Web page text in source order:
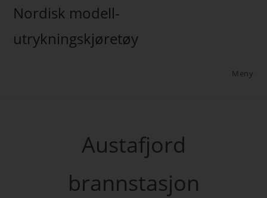
Nordisk modell-
utrykningskjøretøy
Meny
Austafjord
brannstasjon